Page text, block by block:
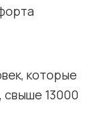
которые
свыше 13000